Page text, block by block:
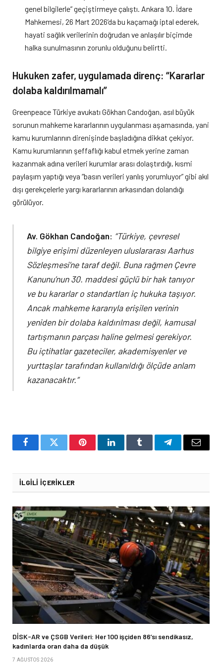
genel bilgilerle” geçiştirmeye çalıştı. Ankara 10. İdare
Mahkemesi, 26 Mart 2026’da bu kaçamağı iptal ederek,
hayati sağlık verilerinin doğrudan ve anlaşılır biçimde
halka sunulmasının zorunlu olduğunu belirtti.
Hukuken zafer, uygulamada direnç: “Kararlar
dolaba kaldırılmamalı”
Greenpeace Türkiye avukatı Gökhan Candoğan, asıl büyük
sorunun mahkeme kararlarının uygulanması aşamasında, yani
kamu kurumlarının direnişinde başladığına dikkat çekiyor.
Kamu kurumlarının şeffaflığı kabul etmek yerine zaman
kazanmak adına verileri kurumlar arası dolaştırdığı, kısmi
paylaşım yaptığı veya “basın verileri yanlış yorumluyor” gibi akıl
dışı gerekçelerle yargı kararlarının arkasından dolandığı
görülüyor.
Av. Gökhan Candoğan: “Türkiye, çevresel
bilgiye erişimi düzenleyen uluslararası Aarhus
Sözleşmesi’ne taraf değil. Buna rağmen Çevre
Kanunu’nun 30. maddesi güçlü bir hak tanıyor
ve bu kararlar o standartları iç hukuka taşıyor.
Ancak mahkeme kararıyla erişilen verinin
yeniden bir dolaba kaldırılması değil, kamusal
tartışmanın parçası haline gelmesi gerekiyor.
Bu içtihatlar gazeteciler, akademisyenler ve
yurttaşlar tarafından kullanıldığı ölçüde anlam
kazanacaktır.”
FacebookTwitter PinterestLinkedInTumblr TelegramEmail
İLGILI İÇERIKLER
DİSK-AR ve ÇSGB Verileri: Her 100 işçiden 86’sı sendikasız,
kadınlarda oran daha da düşük
7 AĞUSTOS 2026